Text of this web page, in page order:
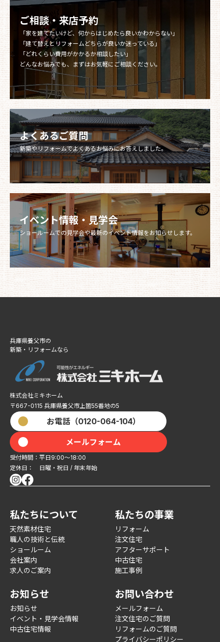
ご相談・来店予約
「家を建てたいけど、何からはじめたら良いかわからない」
「建て替えとリフォームどちらが良いか迷っている」
「どれくらい費用がかかるか相談したい」
どんなお悩みでも、まずはお気軽にご相談ください。
よくあるご質問
新築やリフォームでよくあるお悩みにお答えしました。​​​​​​​
イベント情報・見学会
ショールームでの見学会や最新のイベント情報をお知らせします。
兵庫県養父市の
新築・リフォームなら
株式会社ミキホーム
〒667-0115 兵庫県養父市上箇55番地の5​​​​​​​
お電話（0120-064-104）
メールフォーム
受付時間：平日9:00〜18:00
定休日： 日曜・祝日 / 年末年始
私たちについて
天然素材住宅
職人の技術と伝統
ショールーム
会社案内
求人のご案内
私たちの事業
リフォーム
注文住宅
アフターサポート
中古住宅
施工事例
お知らせ
お知らせ
イベント・見学会情報
中古住宅情報
お問い合わせ
メールフォーム
注文住宅のご質問
リフォームのご質問
プライバシーポリシー